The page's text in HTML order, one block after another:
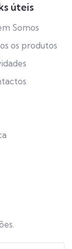
úteis
Somos
os produtos